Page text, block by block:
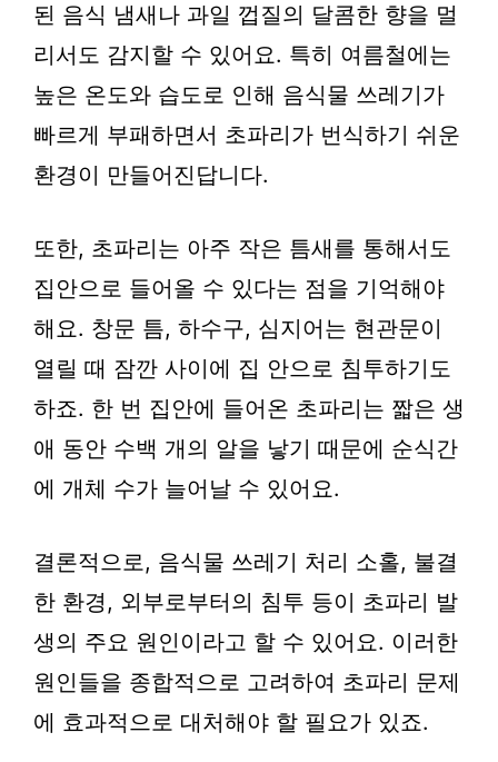
된 음식 냄새나 과일 껍질의 달콤한 향을 멀
리서도 감지할 수 있어요. 특히 여름철에는
높은 온도와 습도로 인해 음식물 쓰레기가
빠르게 부패하면서 초파리가 번식하기 쉬운
환경이 만들어진답니다.
또한, 초파리는 아주 작은 틈새를 통해서도
집안으로 들어올 수 있다는 점을 기억해야
해요. 창문 틈, 하수구, 심지어는 현관문이
열릴 때 잠깐 사이에 집 안으로 침투하기도
하죠. 한 번 집안에 들어온 초파리는 짧은 생
애 동안 수백 개의 알을 낳기 때문에 순식간
에 개체 수가 늘어날 수 있어요.
결론적으로, 음식물 쓰레기 처리 소홀, 불결
한 환경, 외부로부터의 침투 등이 초파리 발
생의 주요 원인이라고 할 수 있어요. 이러한
원인들을 종합적으로 고려하여 초파리 문제
에 효과적으로 대처해야 할 필요가 있죠.